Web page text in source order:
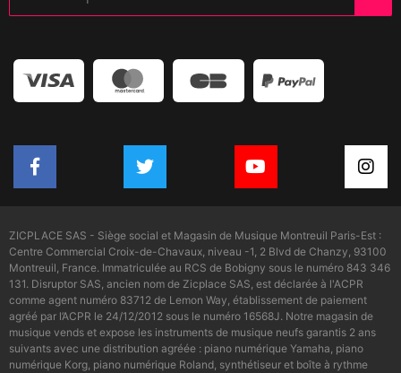
ZICPLACE SAS - Siège social et Magasin de Musique Montreuil Paris-Est :
Centre Commercial Croix-de-Chavaux, niveau -1, 2 Blvd de Chanzy, 93100
Montreuil, France. Immatriculée au RCS de Bobigny sous le numéro 843 346
131. Disruptor SAS, ancien nom de Zicplace SAS, est déclarée à l'ACPR
comme agent numéro 83712 de Lemon Way, établissement de paiement
agréé par l’ACPR le 24/12/2012 sous le numéro 16568J. Notre magasin de
musique vends et expose les instruments de musique neufs garantis 2 ans
suivants avec une distribution agréée : piano numérique Yamaha, piano
numérique Korg, piano numérique Roland, synthétiseur et boîte à rythme